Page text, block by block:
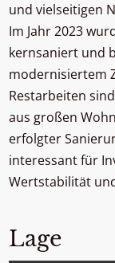
und vielseitigen
Im Jahr 2023
kernsaniert und
modernisiertem
Restarbeiten
aus großen
erfolgter
interessant für
Wertstabilität
Lage